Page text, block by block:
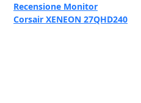
Recensione Monitor
Corsair XENEON 27QHD240